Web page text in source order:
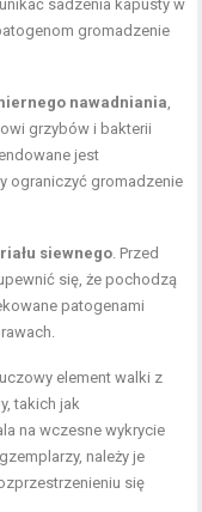
sadzenia kapusty w
gromadzenie
nawadniania,
grzybów i bakterii
jest
ograniczyć gromadzenie
siewnego. Przed
się, że pochodzą
patogenami
element walki z
takich jak
na wczesne wykrycie
należy je
się